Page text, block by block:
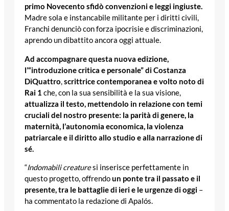
primo Novecento sfidò convenzioni e leggi ingiuste.
Madre sola e instancabile militante per i diritti civili,
Franchi denunciò con forza ipocrisie e discriminazioni,
aprendo un dibattito ancora oggi attuale.
Ad accompagnare questa nuova edizione,
l’“introduzione critica e personale” di Costanza
DiQuattro,scrittrice contemporanea e volto noto di
Rai 1 che, con la sua sensibilità e la sua visione,
attualizza il testo, mettendolo in relazione con temi
cruciali del nostro presente: la parità di genere, la
maternità, l’autonomia economica, la violenza
patriarcale e il diritto allo studio e alla narrazione di
sé.
“Indomabili creaturesi inserisce perfettamente in
questo progetto, offrendoun ponte tra il passato e il
presente, tra le battaglie di ieri e le urgenze di oggi –
ha commentato la redazione di Apalós.